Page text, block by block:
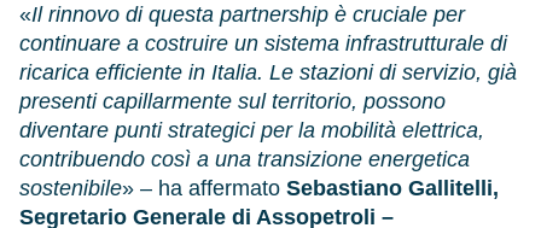
«Il rinnovo di questa partnership è cruciale per
continuare a costruire un sistema infrastrutturale di
ricarica efficiente in Italia. Le stazioni di servizio, già
presenti capillarmente sul territorio, possono
diventare punti strategici per la mobilità elettrica,
contribuendo così a una transizione energetica
sostenibile» – ha affermato Sebastiano Gallitelli,
Segretario Generale di Assopetroli –